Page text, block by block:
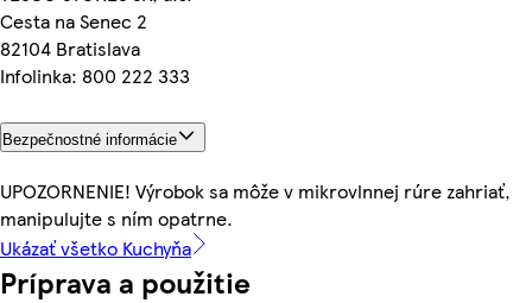
Cesta na Senec 2
82104 Bratislava
Infolinka: 800 222 333
Bezpečnostné informácie
UPOZORNENIE! Výrobok sa môže v mikrovlnnej rúre zahriať,
manipulujte s ním opatrne.
Ukázať všetko Kuchyňa
Príprava a použitie